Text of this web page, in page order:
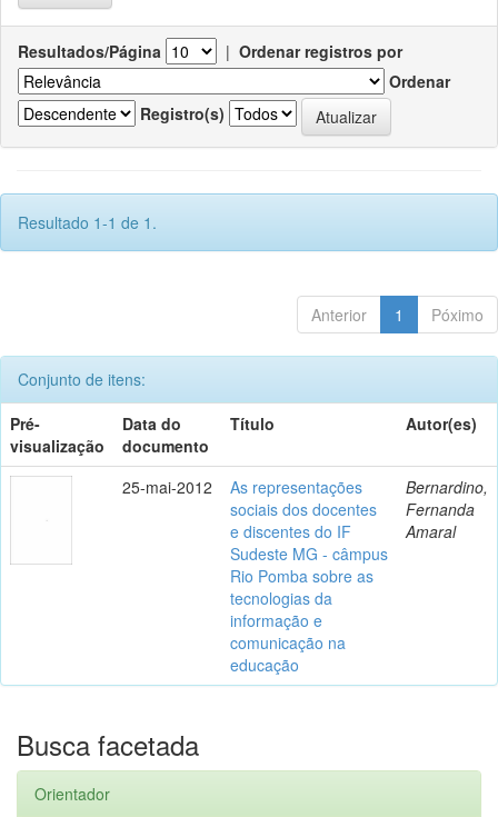
Resultados/Página | Ordenar registros por
Ordenar
Registro(s)
Resultado 1-1 de 1.
Anterior 1 Póximo
Conjunto de itens:
Pré-
visualização
Data do
documento
Título Autor(es)
25-mai-2012
As representações
sociais dos docentes
e discentes do IF
Sudeste MG - câmpus
Rio Pomba sobre as
tecnologias da
informação e
comunicação na
educação
Bernardino,
Fernanda
Amaral
Busca facetada
Orientador